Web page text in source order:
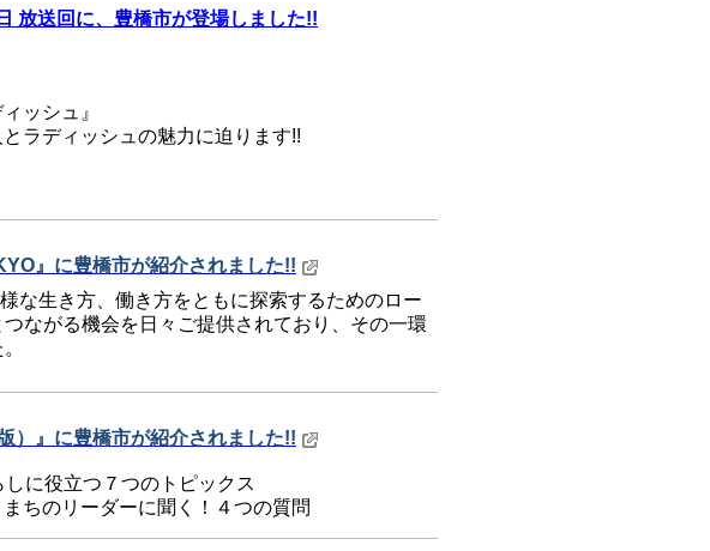
放送回に、豊橋市が登場しました!!
ッシュ』
ラディッシュの魅力に迫ります!!
』に豊橋市が紹介されました!!
な生き方、働き方をともに探索するためのロー
ながる機会を日々ご提供されており、その一環
）』に豊橋市が紹介されました!!
しに役立つ７つのトピックス
ちのリーダーに聞く！４つの質問